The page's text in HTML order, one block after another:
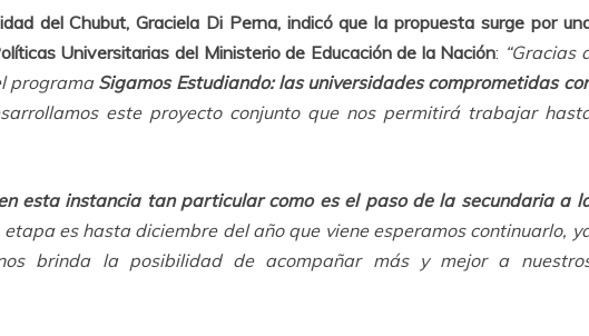
del Chubut, Graciela Di Perna, indicó que la propuesta surge por
Universitarias del Ministerio de Educación de la Nación: “Gracias
programa Sigamos Estudiando: las universidades comprometidas
este proyecto conjunto que nos permitirá trabajar
esta instancia tan particular como es el paso de la secundaria a
es hasta diciembre del año que viene esperamos continuarlo,
brinda la posibilidad de acompañar más y mejor a